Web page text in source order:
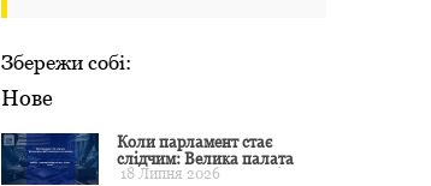
Збережи собі:
Нове
Коли парламент стає
слідчим: Велика палата
ЄСПЛ окреслила межі
18 Липня 2026